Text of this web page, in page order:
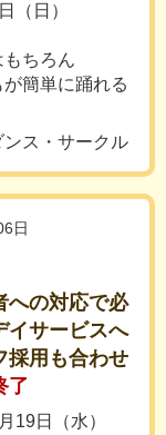
（日）
ちろん
簡単に踊れる
ス・サークル
日
への対応で必
イサービスへ
採用も合わせ
了
19日（水）